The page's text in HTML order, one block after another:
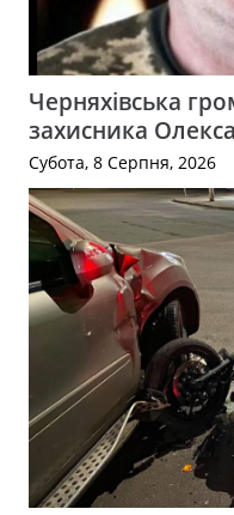
Черняхівська
захисника
Субота, 8 Серпня, 2026